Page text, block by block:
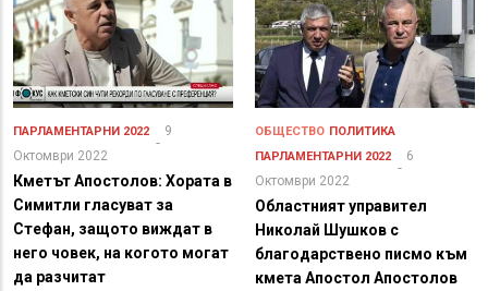
ПАРЛАМЕНТАРНИ 2022
9
Октомври 2022
Кметът Апостолов: Хората в
Симитли гласуват за
Стефан, защото виждат в
него човек, на когото могат
да разчитат
ОБЩЕСТВО ПОЛИТИКА
ПАРЛАМЕНТАРНИ 2022
6
Октомври 2022
Областният управител
Николай Шушков с
благодарствено писмо към
кмета Апостол Апостолов